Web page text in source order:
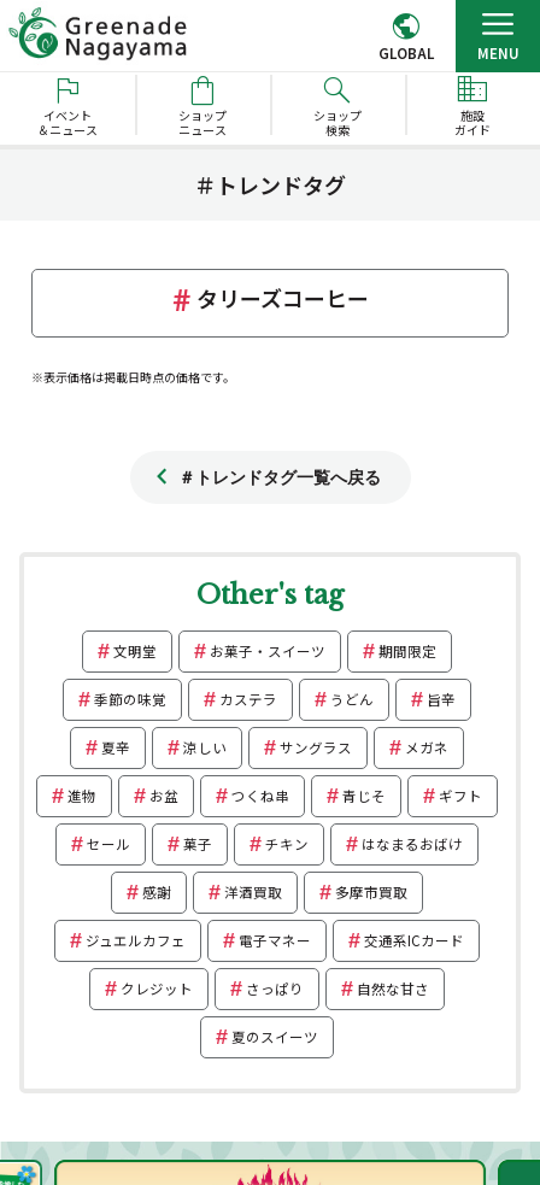
GLOBAL MENU
イベント
＆ニュース
ショップ
ニュース
ショップ
検索
施設
ガイド
＃トレンドタグ
タリーズコーヒー
※表示価格は掲載日時点の価格です。
＃トレンドタグ一覧へ戻る
Other's tag
文明堂 お菓子・スイーツ 期間限定
季節の味覚 カステラ うどん 旨辛
夏辛 涼しい サングラス メガネ
進物 お盆 つくね串 青じそ ギフト
セール 菓子 チキン はなまるおばけ
感謝 洋酒買取 多摩市買取
ジュエルカフェ 電子マネー 交通系ICカード
クレジット さっぱり 自然な甘さ
夏のスイーツ